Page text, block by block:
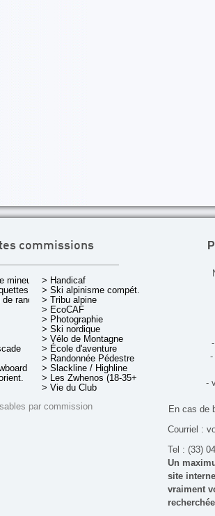
commissions
mineurs)
rando.
> Handicaf
> Ski alpinisme compét.
> Tribu alpine
> EcoCAF
> Photographie
> Ski nordique
> Vélo de Montagne
> École d'aventure
> Randonnée Pédestre
> Slackline / Highline
> Les Zwhenos (18-35+ ans)
> Vie du Club
par commission
-
-
En cas de
Courriel :
Tel : (33)
Un
site
vraiment